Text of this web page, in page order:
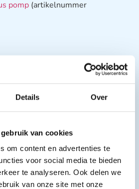
Details Over
van cookies
om content en advertenties te
voor social media te bieden
te analyseren. Ook delen we
van onze site met onze
pomp (artikelnummer
in deze